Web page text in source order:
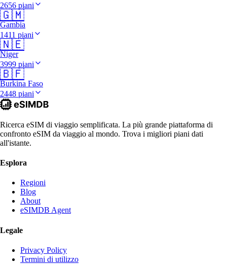
2656 piani
🇬🇲
Gambia
1411 piani
🇳🇪
Niger
3999 piani
🇧🇫
Burkina Faso
2448 piani
Ricerca eSIM di viaggio semplificata. La più grande piattaforma di
confronto eSIM da viaggio al mondo. Trova i migliori piani dati
all'istante.
Esplora
Regioni
Blog
About
eSIMDB Agent
Legale
Privacy Policy
Termini di utilizzo